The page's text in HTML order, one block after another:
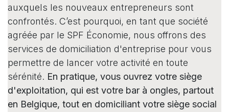
auxquels les nouveaux entrepreneurs sont
confrontés. C’est pourquoi, en tant que société
agréée par le SPF Économie, nous offrons des
services de domiciliation d'entreprise pour vous
permettre de lancer votre activité en toute
sérénité. En pratique, vous ouvrez votre siège
d'exploitation, qui est votre bar à ongles, partout
en Belgique, tout en domiciliant votre siège social